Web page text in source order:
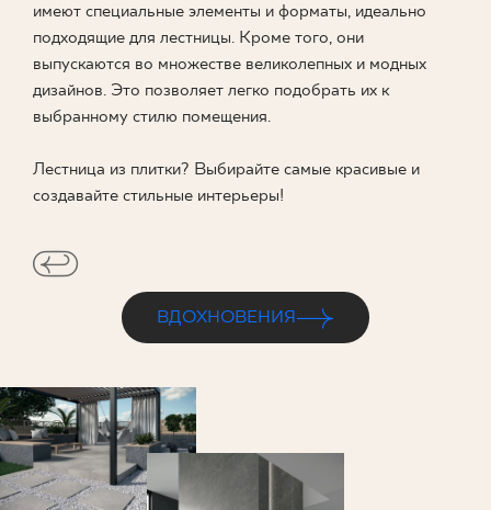
КОНТАКТ
PL EN SK DE
имеют специальные элементы и форматы, идеально
подходящие для лестницы. Кроме того, они
выпускаются во множестве великолепных и модных
дизайнов. Это позволяет легко подобрать их к
выбранному стилю помещения.
Лестница из плитки? Выбирайте самые красивые и
создавайте стильные интерьеры!
ВДОХНОВЕНИЯ